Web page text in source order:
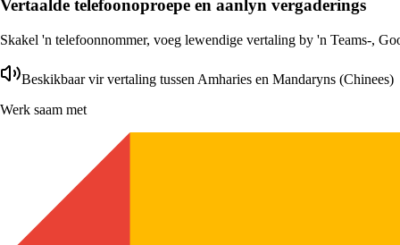
Vertaalde telefoonoproepe en aanlyn vergaderings
Skakel 'n telefoonnommer, voeg lewendige vertaling by 'n Teams-,
Beskikbaar vir vertaling tussen Amharies en Mandaryns (Chinees)
Werk saam met